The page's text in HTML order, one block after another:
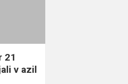
21
v azil